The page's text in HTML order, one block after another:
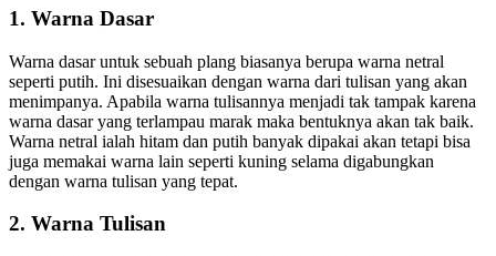
1. Warna Dasar
Warna dasar untuk sebuah plang biasanya berupa warna netral
seperti putih. Ini disesuaikan dengan warna dari tulisan yang akan
menimpanya. Apabila warna tulisannya menjadi tak tampak karena
warna dasar yang terlampau marak maka bentuknya akan tak baik.
Warna netral ialah hitam dan putih banyak dipakai akan tetapi bisa
juga memakai warna lain seperti kuning selama digabungkan
dengan warna tulisan yang tepat.
2. Warna Tulisan